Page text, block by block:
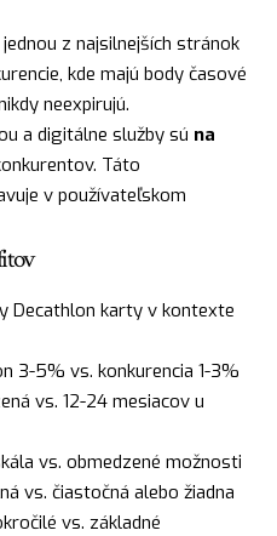
z najsilnejších stránok
kde majú body časové
neexpirujú.
a digitálne služby sú na
Táto
v používateľskom
Decathlon karty v kontexte
3-5% vs. konkurencia 1-3%
vs. 12-24 mesiacov u
vs. obmedzené možnosti
vs. čiastočná alebo žiadna
vs. základné